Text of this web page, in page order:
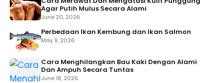
Agar Putih Mulus Secara Alami
June 20, 2026
Perbedaan Ikan Kembung dan Ikan Salmon
May 9, 2026
Cara Menghilangkan Bau Kaki Dengan Alami
Dan Ampuh Secara Tuntas
June 18, 2026